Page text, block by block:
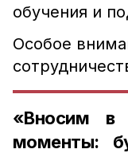
обучения и
Особое
«Вносим в
моменты: